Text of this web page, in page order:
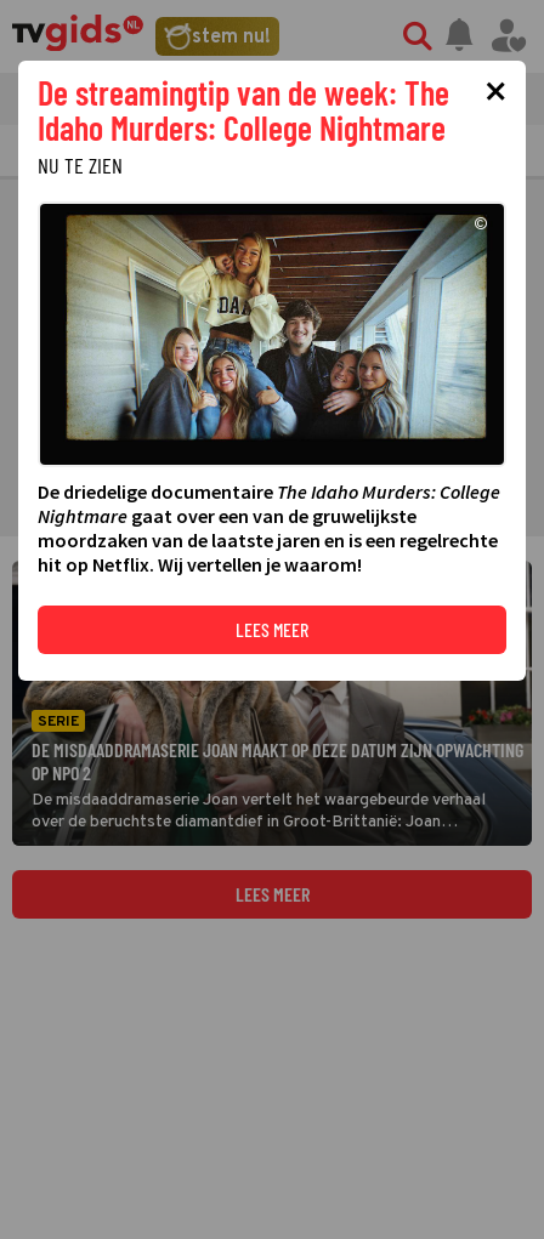
stem nu!
tvgids streaming nieuws
PRIMETIME GEMIST
SERIE
DE MISDAADDRAMASERIE JOAN MAAKT OP DEZE DATUM ZIJN OPWACHTING
OP NPO 2
De misdaaddramaserie Joan vertelt het waargebeurde verhaal
over de beruchtste diamantdief in Groot-Brittanië: Joan
Hannington. In de eerste aflevering vlucht ze naar Londen om uit
handen te blijven van haar gewelddadige partner.
LEES MEER
×
De streamingtip van de week: The
Idaho Murders: College Nightmare
NU TE ZIEN
©
De driedelige documentaire The Idaho Murders: College
Nightmare gaat over een van de gruwelijkste
moordzaken van de laatste jaren en is een regelrechte
hit op Netflix. Wij vertellen je waarom!
LEES MEER